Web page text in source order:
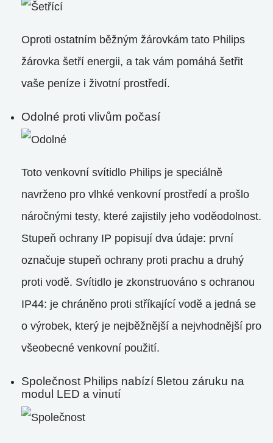
Oproti ostatním běžným žárovkám tato Philips
žárovka šetří energii, a tak vám pomáhá šetřit
vaše peníze i životní prostředí.
Odolné proti vlivům počasí
Toto venkovní svítidlo Philips je speciálně
navrženo pro vlhké venkovní prostředí a prošlo
náročnými testy, které zajistily jeho voděodolnost.
Stupeň ochrany IP popisují dva údaje: první
označuje stupeň ochrany proti prachu a druhý
proti vodě. Svítidlo je zkonstruováno s ochranou
IP44: je chráněno proti stříkající vodě a jedná se
o výrobek, který je nejběžnější a nejvhodnější pro
všeobecné venkovní použití.
Společnost Philips nabízí 5letou záruku na
modul LED a vinutí